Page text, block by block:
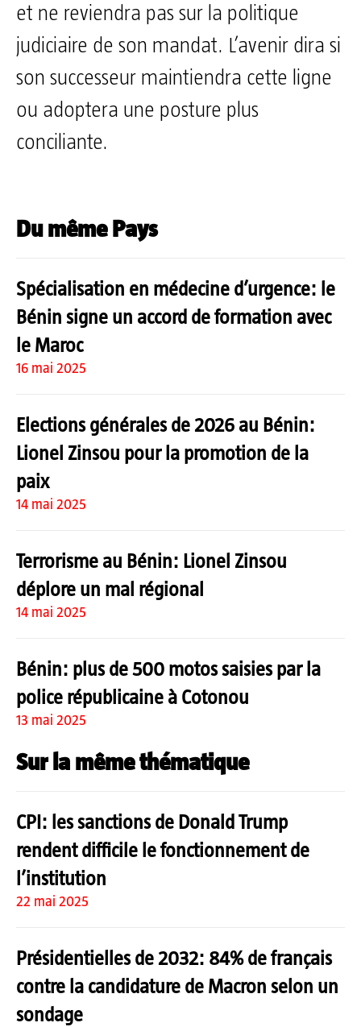
et ne reviendra pas sur la politique
judiciaire de son mandat. L’avenir dira si
son successeur maintiendra cette ligne
ou adoptera une posture plus
conciliante.
Du même Pays
Spécialisation en médecine d’urgence: le
Bénin signe un accord de formation avec
le Maroc
16 mai 2025
Elections générales de 2026 au Bénin:
Lionel Zinsou pour la promotion de la
paix
14 mai 2025
Terrorisme au Bénin: Lionel Zinsou
déplore un mal régional
14 mai 2025
Bénin: plus de 500 motos saisies par la
police républicaine à Cotonou
13 mai 2025
Sur la même thématique
CPI: les sanctions de Donald Trump
rendent difficile le fonctionnement de
l’institution
22 mai 2025
Présidentielles de 2032: 84% de français
contre la candidature de Macron selon un
sondage